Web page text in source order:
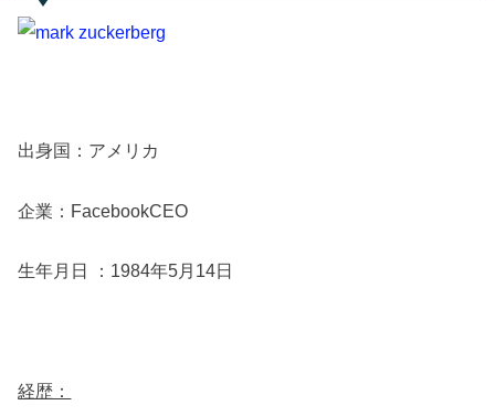
出身国：アメリカ
企業：FacebookCEO
生年月日 ：1984年5月14日
経歴：